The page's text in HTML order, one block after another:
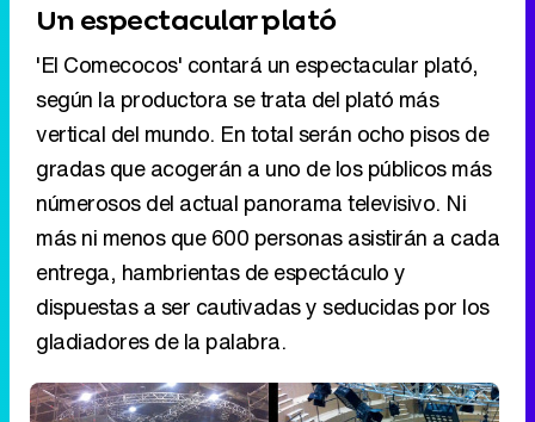
Un espectacular plató
'El Comecocos' contará un espectacular plató,
según la productora se trata del plató más
vertical del mundo. En total serán ocho pisos de
gradas que acogerán a uno de los públicos más
númerosos del actual panorama televisivo. Ni
más ni menos que 600 personas asistirán a cada
entrega, hambrientas de espectáculo y
dispuestas a ser cautivadas y seducidas por los
gladiadores de la palabra.